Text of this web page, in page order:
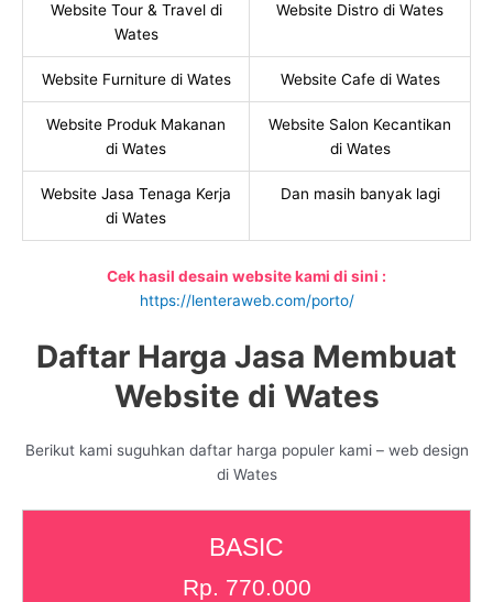
Website Tour & Travel di
Wates
Website Distro di Wates
Website Furniture di Wates Website Cafe di Wates
Website Produk Makanan
di Wates
Website Salon Kecantikan
di Wates
Website Jasa Tenaga Kerja
di Wates
Dan masih banyak lagi
Cek hasil desain website kami di sini :
https://lenteraweb.com/porto/
Daftar Harga Jasa Membuat
Website di Wates
Berikut kami suguhkan daftar harga populer kami – web design
di Wates
BASIC
Rp. 770.000